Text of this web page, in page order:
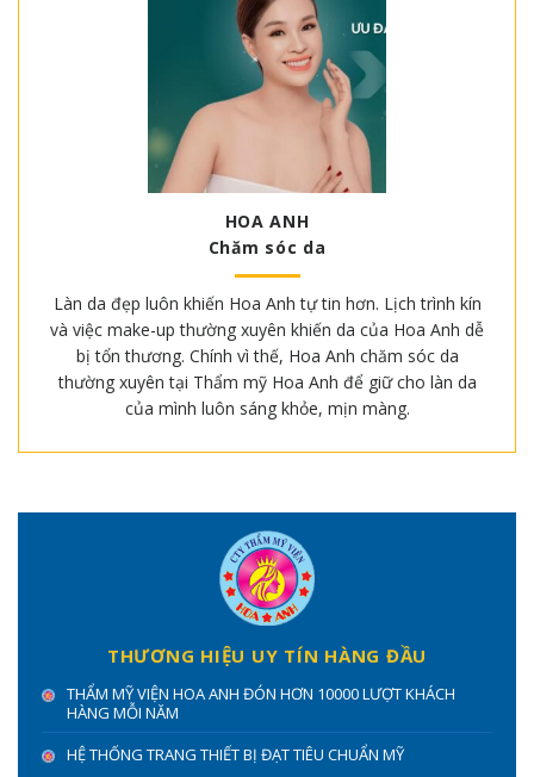
HOA ANH
Chăm sóc da
Làn da đẹp luôn khiến Hoa Anh tự tin hơn. Lịch trình kín
và việc make-up thường xuyên khiến da của Hoa Anh dễ
bị tổn thương. Chính vì thế, Hoa Anh chăm sóc da
thường xuyên tại Thẩm mỹ Hoa Anh để giữ cho làn da
của mình luôn sáng khỏe, mịn màng.
THƯƠNG HIỆU UY TÍN HÀNG ĐẦU
THẨM MỸ VIỆN HOA ANH ĐÓN HƠN 10000 LƯỢT KHÁCH
HÀNG MỖI NĂM
HỆ THỐNG TRANG THIẾT BỊ ĐẠT TIÊU CHUẨN MỸ